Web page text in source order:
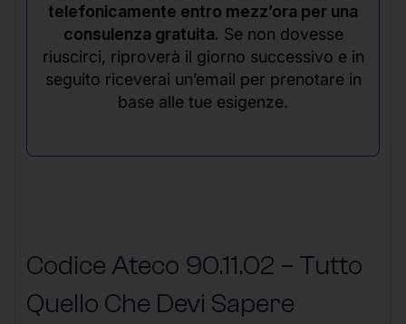
telefonicamente entro mezz’ora per una
consulenza gratuita. Se non dovesse
riuscirci, riproverà il giorno successivo e in
seguito riceverai un’email per prenotare in
base alle tue esigenze.
Codice Ateco 90.11.02 – Tutto
Quello Che Devi Sapere